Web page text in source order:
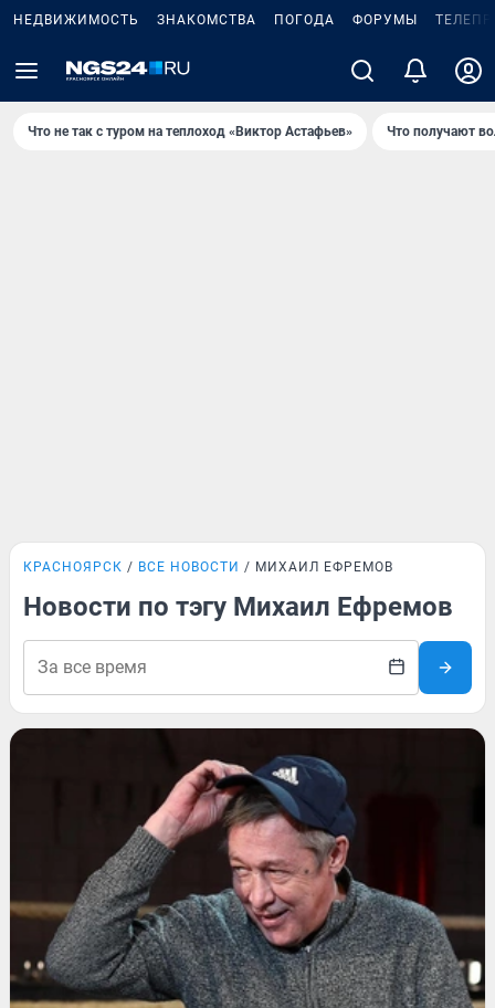
НЕДВИЖИМОСТЬ ЗНАКОМСТВА ПОГОДА ФОРУМЫ
Что не так с туром на теплоход «Виктор Астафьев» Что получают
КРАСНОЯРСК ВСЕ НОВОСТИ МИХАИЛ ЕФРЕМОВ
Новости по тэгу Михаил Ефремов